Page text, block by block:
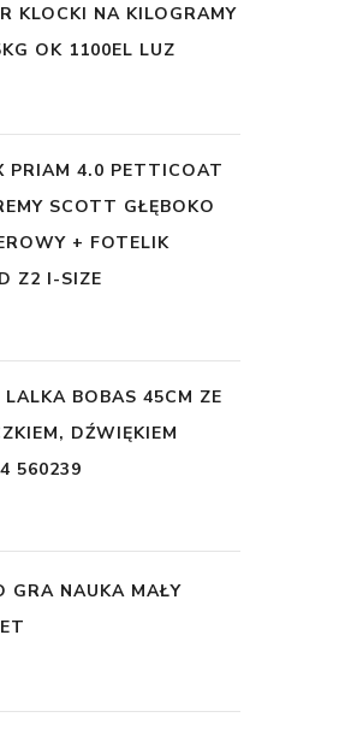
KLOCKI NA KILOGRAMY
OK 1100EL LUZ
PRIAM 4.0 PETTICOAT
SCOTT GŁĘBOKO
+ FOTELIK
Z2 I-SIZE
BOBAS 45CM ZE
DŹWIĘKIEM
560239
GRA NAUKA MAŁY